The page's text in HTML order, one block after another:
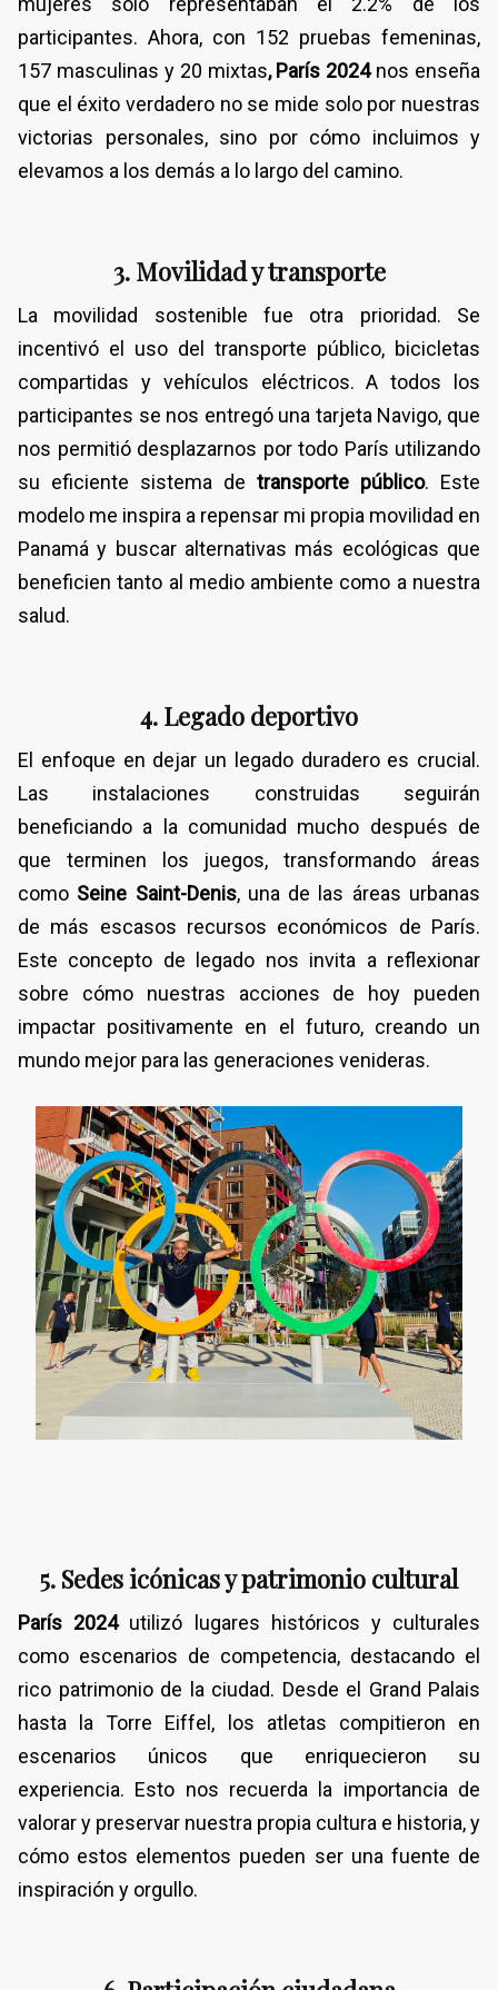
participantes. Ahora, con 152 pruebas femeninas,
157 masculinas y 20 mixtas, París 2024nos enseña
que el éxito verdadero no se mide solo por nuestras
victorias personales, sino por cómo incluimos y
elevamos a los demás a lo largo del camino.
3. Movilidad y transporte
La movilidad sostenible fue otra prioridad. Se
incentivó el uso del transporte público, bicicletas
compartidas y vehículos eléctricos. A todos los
participantes se nos entregó una tarjeta Navigo, que
nos permitió desplazarnos por todo París utilizando
su eficiente sistema de transporte público. Este
modelo me inspira a repensar mi propia movilidad en
Panamá y buscar alternativas más ecológicas que
beneficien tanto al medio ambiente como a nuestra
salud.
4. Legado deportivo
El enfoque en dejar un legado duradero es crucial.
Las instalaciones construidas seguirán
beneficiando a la comunidad mucho después de
que terminen los juegos, transformando áreas
como Seine Saint-Denis, una de las áreas urbanas
de más escasos recursos económicos de París.
Este concepto de legado nos invita a reflexionar
sobre cómo nuestras acciones de hoy pueden
impactar positivamente en el futuro, creando un
mundo mejor para las generaciones venideras.
5. Sedes icónicas y patrimonio cultural
París 2024utilizó lugares históricos y culturales
como escenarios de competencia, destacando el
rico patrimonio de la ciudad. Desde el Grand Palais
hasta la Torre Eiffel, los atletas compitieron en
escenarios únicos que enriquecieron su
experiencia. Esto nos recuerda la importancia de
valorar y preservar nuestra propia cultura e historia, y
cómo estos elementos pueden ser una fuente de
inspiración y orgullo.